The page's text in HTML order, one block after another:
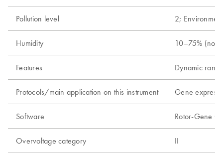
Pollution level 2;
Humidity 10–75%
Features Dynamic
Protocols/main application on this instrument Gene
Software Rotor-Gene
Overvoltage category II